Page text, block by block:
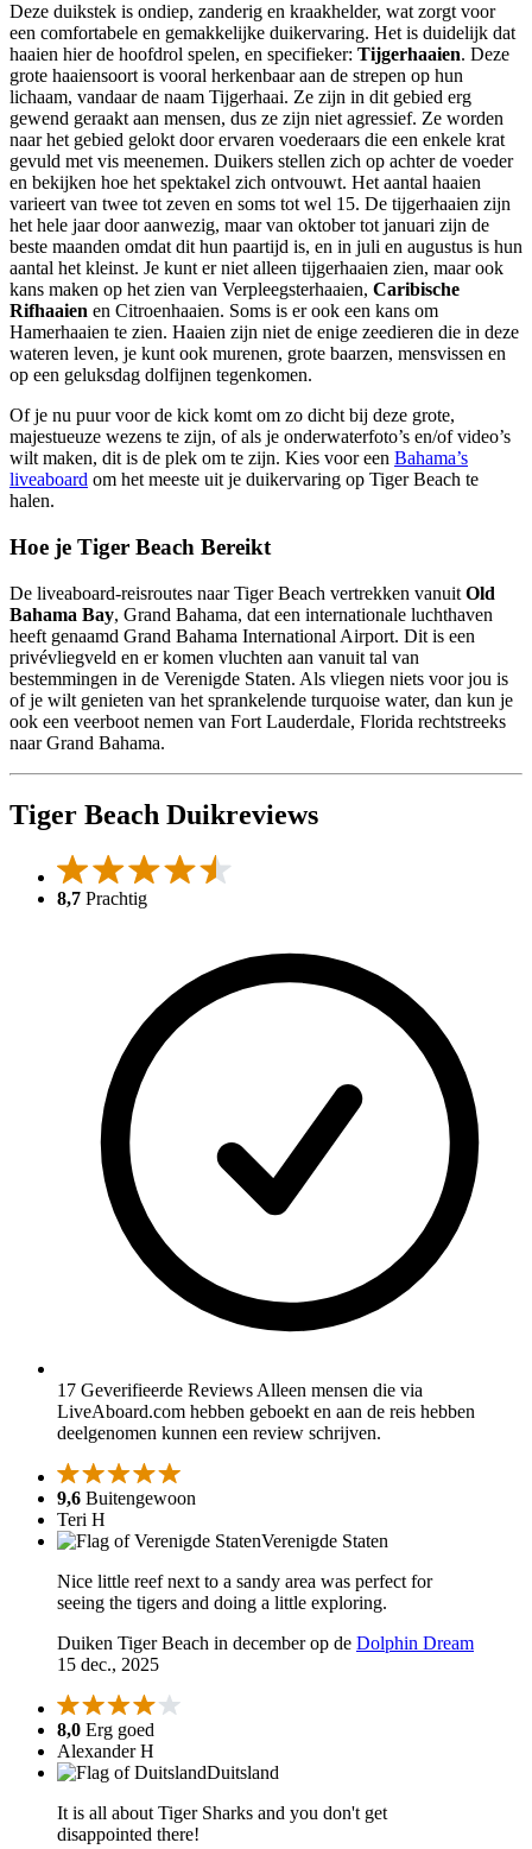
Deze duikstek is ondiep, zanderig en kraakhelder, wat zorgt voor
een comfortabele en gemakkelijke duikervaring. Het is duidelijk dat
haaien hier de hoofdrol spelen, en specifieker: Tijgerhaaien. Deze
grote haaiensoort is vooral herkenbaar aan de strepen op hun
lichaam, vandaar de naam Tijgerhaai. Ze zijn in dit gebied erg
gewend geraakt aan mensen, dus ze zijn niet agressief. Ze worden
naar het gebied gelokt door ervaren voederaars die een enkele krat
gevuld met vis meenemen. Duikers stellen zich op achter de voeder
en bekijken hoe het spektakel zich ontvouwt. Het aantal haaien
varieert van twee tot zeven en soms tot wel 15. De tijgerhaaien zijn
het hele jaar door aanwezig, maar van oktober tot januari zijn de
beste maanden omdat dit hun paartijd is, en in juli en augustus is hun
aantal het kleinst. Je kunt er niet alleen tijgerhaaien zien, maar ook
kans maken op het zien van Verpleegsterhaaien, Caribische
Rifhaaien en Citroenhaaien. Soms is er ook een kans om
Hamerhaaien te zien. Haaien zijn niet de enige zeedieren die in deze
wateren leven, je kunt ook murenen, grote baarzen, mensvissen en
op een geluksdag dolfijnen tegenkomen.
Of je nu puur voor de kick komt om zo dicht bij deze grote,
majestueuze wezens te zijn, of als je onderwaterfoto’s en/of video’s
wilt maken, dit is de plek om te zijn. Kies voor een Bahama’s
liveaboard om het meeste uit je duikervaring op Tiger Beach te
halen.
Hoe je Tiger Beach Bereikt
De liveaboard-reisroutes naar Tiger Beach vertrekken vanuit Old
Bahama Bay, Grand Bahama, dat een internationale luchthaven
heeft genaamd Grand Bahama International Airport. Dit is een
privévliegveld en er komen vluchten aan vanuit tal van
bestemmingen in de Verenigde Staten. Als vliegen niets voor jou is
of je wilt genieten van het sprankelende turquoise water, dan kun je
ook een veerboot nemen van Fort Lauderdale, Florida rechtstreeks
naar Grand Bahama.
Tiger Beach Duikreviews
8,7 Prachtig
17 Geverifieerde Reviews Alleen mensen die via
LiveAboard.com hebben geboekt en aan de reis hebben
deelgenomen kunnen een review schrijven.
9,6 Buitengewoon
Teri H
Verenigde Staten
Nice little reef next to a sandy area was perfect for
seeing the tigers and doing a little exploring.
Duiken Tiger Beach in december op de Dolphin Dream
15 dec., 2025
8,0 Erg goed
Alexander H
Duitsland
It is all about Tiger Sharks and you don't get
disappointed there!